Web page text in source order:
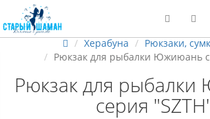
Херабуна
Рюкзаки,
Рюкзак для рыбалки Южиюань
Рюкзак для
серия